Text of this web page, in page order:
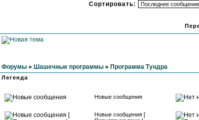
Сортировать:
Форумы » Шашечные программы » Программа Тундра
Легенда
Новые сообщения
Новые сообщения [